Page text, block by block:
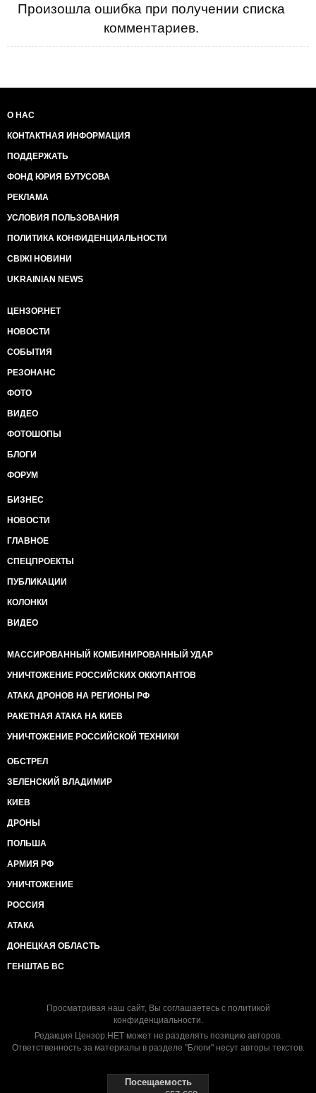
Произошла ошибка при получении списка
комментариев.
О НАС
КОНТАКТНАЯ ИНФОРМАЦИЯ
ПОДДЕРЖАТЬ
ФОНД ЮРИЯ БУТУСОВА
РЕКЛАМА
УСЛОВИЯ ПОЛЬЗОВАНИЯ
ПОЛИТИКА КОНФИДЕНЦИАЛЬНОСТИ
СВІЖІ НОВИНИ
UKRAINIAN NEWS
ЦЕНЗОР.НЕТ
НОВОСТИ
СОБЫТИЯ
РЕЗОНАНС
ФОТО
ВИДЕО
ФОТОШОПЫ
БЛОГИ
ФОРУМ
БИЗНЕС
НОВОСТИ
ГЛАВНОЕ
СПЕЦПРОЕКТЫ
ПУБЛИКАЦИИ
КОЛОНКИ
ВИДЕО
МАССИРОВАННЫЙ КОМБИНИРОВАННЫЙ УДАР
УНИЧТОЖЕНИЕ РОССИЙСКИХ ОККУПАНТОВ
АТАКА ДРОНОВ НА РЕГИОНЫ РФ
РАКЕТНАЯ АТАКА НА КИЕВ
УНИЧТОЖЕНИЕ РОССИЙСКОЙ ТЕХНИКИ
ОБСТРЕЛ
ЗЕЛЕНСКИЙ ВЛАДИМИР
КИЕВ
ДРОНЫ
ПОЛЬША
АРМИЯ РФ
УНИЧТОЖЕНИЕ
РОССИЯ
АТАКА
ДОНЕЦКАЯ ОБЛАСТЬ
ГЕНШТАБ ВС
Просматривая наш сайт, Вы соглашаетесь с политикой
конфиденциальности.
Редакция Цензор.НЕТ может не разделять позицию авторов.
Ответственность за материалы в разделе "Блоги" несут авторы текстов.
Посещаемость